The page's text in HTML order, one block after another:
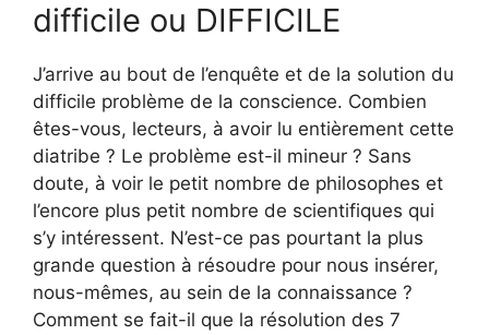
difficile ou DIFFICILE
J’arrive au bout de l’enquête et de la solution du
difficile problème de la conscience. Combien
êtes-vous, lecteurs, à avoir lu entièrement cette
diatribe ? Le problème est-il mineur ? Sans
doute, à voir le petit nombre de philosophes et
l’encore plus petit nombre de scientifiques qui
s’y intéressent. N’est-ce pas pourtant la plus
grande question à résoudre pour nous insérer,
nous-mêmes, au sein de la connaissance ?
Comment se fait-il que la résolution des 7